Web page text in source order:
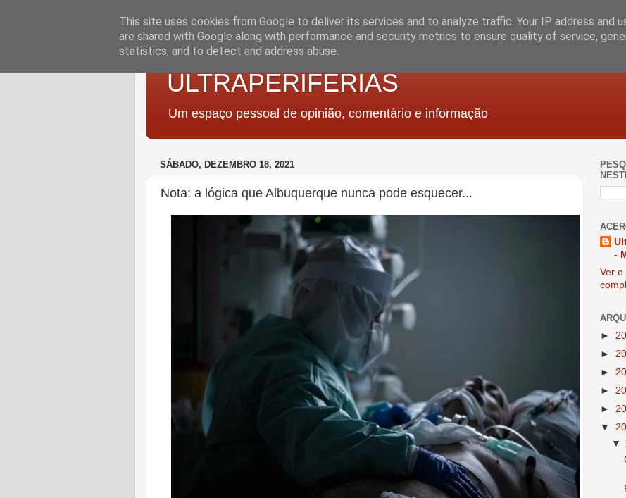
ULTRAPERIFERIAS
Um espaço pessoal de opinião, comentário e informação
SÁBADO, DEZEMBRO 18, 2021
Nota: a lógica que Albuquerque nunca pode esquecer...
-
Ver o
►
►
►
►
►
▼
This site uses cookies from Google to deliver its services and to analyze traffic. Your IP address and
are shared with Google along with performance and security metrics to ensure quality of service,
statistics, and to detect and address abuse.